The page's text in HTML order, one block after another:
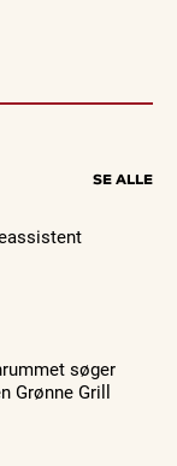
SE ALLE
søger
Grønne Grill